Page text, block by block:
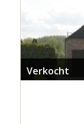
Verkocht